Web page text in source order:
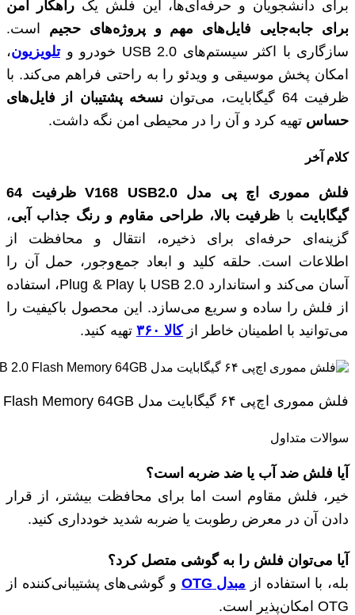
برای دانشجویان و حرفه‌ای‌ها، این فلش یکراهکار امن
برای جابه‌جایی فایل‌های مهم و پروژه‌های حجیم است.
سازگاری با اکثر سیستم‌های USB 2.0 خودرو و
تلویزیون،
امکان پخش موسیقی و ویدئو را به راحتی فراهم می‌کند. با
ظرفیت 64 گیگابایت، می‌توان
نسخه پشتیبان از فایل‌های
حساس تهیه کرد و آن را در محیطی امن نگه داشت.
کلام آخر
فلش مموری اچ پی مدل V168 USB2.0 ظرفیت 64
گیگابایت با ظرفیت بالا، طراحی مقاوم و رنگ جذاب آبی،
گزینه‌ای حرفه‌ای برای ذخیره، انتقال و محافظت از
اطلاعات است. حلقه کلید و ابعاد جمع‌وجور، حمل آن را
آسان می‌کند و استاندارد USB 2.0 با Plug & Play، استفاده
از فلش را ساده و سریع می‌سازد. این محصول باکیفیت را
می‌توانید با اطمینان خاطر ازکالا ۳۶۰ تهیه کنید.
فلش مموری اچ‌پی ۶۴ گیگابایت مدل HP V168 USB 2.0 Flash Memory 64GB
سوالات متداول
آیا فلش ضد آب یا ضد ضربه است؟
خیر، فلش مقاوم است اما برای محافظت بیشتر، از قرار
دادن آن در معرض رطوبت یا ضربه شدید خودداری کنید.
آیا می‌توان فلش را به گوشی متصل کرد؟
بله، با استفاده از مبدل OTG
و گوشی‌های پشتیبانی‌کننده از
OTG امکان‌پذیر است.